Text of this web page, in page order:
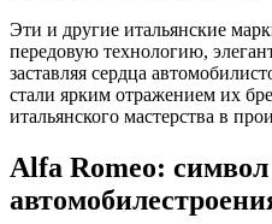
Эти и другие итальянские
передовую технологию,
заставляя сердца
стали ярким отражением их
итальянского мастерства в
Alfa Romeo: